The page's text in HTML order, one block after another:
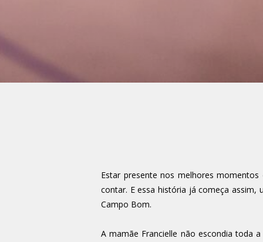
Estar presente nos melhores
contar. E essa história já começa
Campo Bom.
A mamãe Francielle não escondia toda